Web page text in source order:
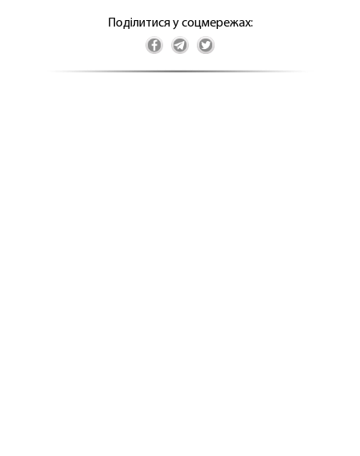
Поділитися у соцмережах: